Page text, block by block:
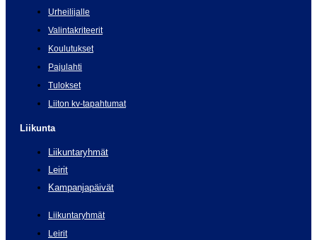
Urheilijalle
Valintakriteerit
Koulutukset
Pajulahti
Tulokset
Liiton kv-tapahtumat
Liikunta
Liikuntaryhmät
Leirit
Kampanjapäivät
Liikuntaryhmät
Leirit